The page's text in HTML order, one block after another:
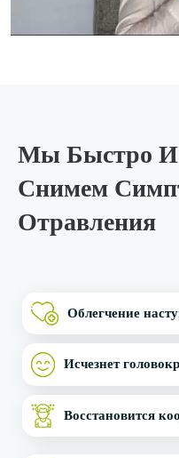
Мы Быстро И
Снимем
Отравления
Облегчение
Исчезнет
Восстановится